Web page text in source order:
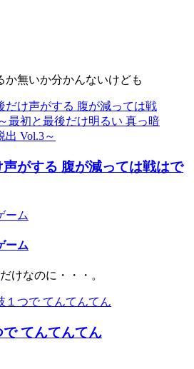
か無いか分かんないけども
がする 腹が減っては戦はで
ーム
ーム
けなのに・・・。
てんてんてん